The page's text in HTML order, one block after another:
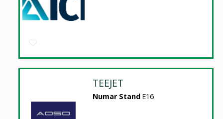
TEEJET
Numar Stand E16